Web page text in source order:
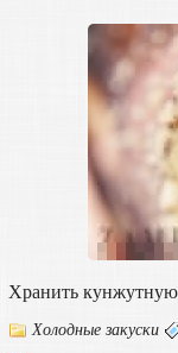
Хранить
Холодные закуски